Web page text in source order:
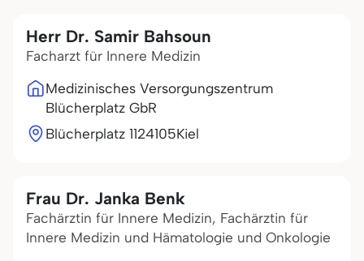
Herr Dr. Samir Bahsoun
Facharzt für Innere Medizin
Medizinisches Versorgungszentrum
Blücherplatz GbR
Blücherplatz 1124105Kiel
Frau Dr. Janka Benk
Fachärztin für Innere Medizin, Fachärztin für
Innere Medizin und Hämatologie und Onkologie